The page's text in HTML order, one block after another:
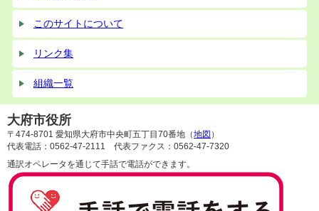
このサイトについて
リンク集
組織一覧
大府市役所
〒474-8701 愛知県大府市中央町五丁目70番地（地図 ）
代表電話：0562-47-2111 代表ファクス：0562-47-7320
通訳オペレータを通じて手話で電話ができます。